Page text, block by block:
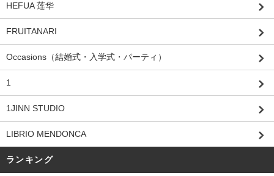
HEFUA 莲华
FRUITANARI
Occasions（結婚式・入学式・パーティ）
1
1JINN STUDIO
LIBRIO MENDONCA
ランキング